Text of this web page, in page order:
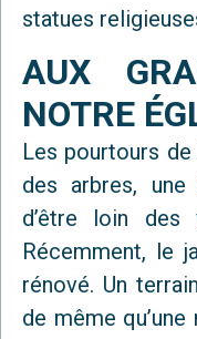
statues
AUX
NOTRE
Les pourtours de
des arbres,
d’être loin des
Récemment, le
rénové. Un
de même